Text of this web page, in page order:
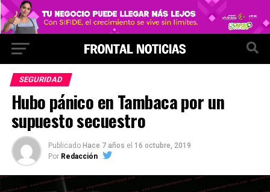
SEGURIDAD
Hubo pánico en Tambaca por un
supuesto secuestro
Publicado Hace 7 años el 16 octubre, 2019
Por Redacción